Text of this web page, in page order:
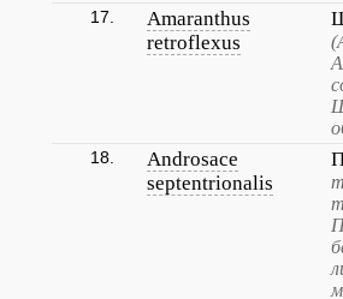
17.
Amaranthus
retroflexus
18.
Androsace
septentrionalis